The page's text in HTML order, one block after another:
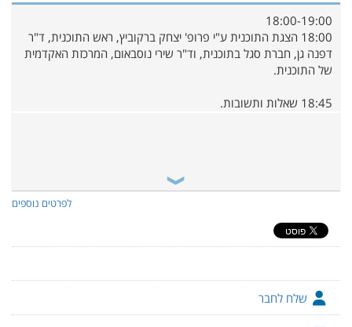
18:00-19:00
18:00 הצגת התוכנית ע"י פרופ' יצחק ברקוביץ, ראש התוכנית, ד"ר
דפנה גן, חברת סגל בתוכנית, וד"ר שירי נוסבאום, המרכזת האקדמית
של התוכנית.
18:45 שאלות ותשובות.
לפרטים נוספים
שלח לחבר